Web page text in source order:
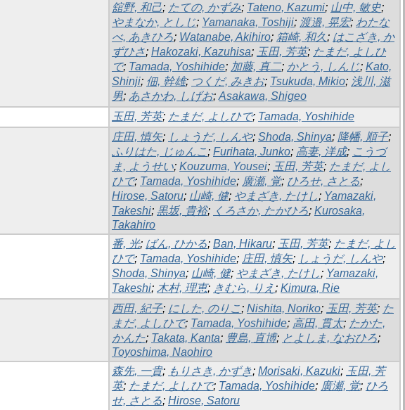
舘野, 和己; たての, かずみ; Tateno, Kazumi; 山中, 敏史;
やまなか, としじ; Yamanaka, Toshiji; 渡邉, 晃宏; わたな
べ, あきひろ; Watanabe, Akihiro; 箱崎, 和久; はこざき, か
ずひさ; Hakozaki, Kazuhisa; 玉田, 芳英; たまだ, よしひ
で; Tamada, Yoshihide; 加藤, 真二; かとう, しんじ; Kato,
Shinji; 佃, 幹雄; つくだ, みきお; Tsukuda, Mikio; 浅川, 滋
男; あさかわ, しげお; Asakawa, Shigeo
玉田, 芳英; たまだ, よしひで; Tamada, Yoshihide
庄田, 慎矢; しょうだ, しんや; Shoda, Shinya; 降幡, 順子;
ふりはた, じゅんこ; Furihata, Junko; 高妻, 洋成; こうづ
ま, ようせい; Kouzuma, Yousei; 玉田, 芳英; たまだ, よし
ひで; Tamada, Yoshihide; 廣瀬, 覚; ひろせ, さとる;
Hirose, Satoru; 山崎, 健; やまざき, たけし; Yamazaki,
Takeshi; 黒坂, 貴裕; くろさか, たかひろ; Kurosaka,
Takahiro
番, 光; ばん, ひかる; Ban, Hikaru; 玉田, 芳英; たまだ, よし
ひで; Tamada, Yoshihide; 庄田, 慎矢; しょうだ, しんや;
Shoda, Shinya; 山崎, 健; やまざき, たけし; Yamazaki,
Takeshi; 木村, 理恵; きむら, りえ; Kimura, Rie
西田, 紀子; にした, のりこ; Nishita, Noriko; 玉田, 芳英; た
まだ, よしひで; Tamada, Yoshihide; 高田, 貫太; たかた,
かんた; Takata, Kanta; 豊島, 直博; とよしま, なおひろ;
Toyoshima, Naohiro
森先, 一貴; もりさき, かずき; Morisaki, Kazuki; 玉田, 芳
英; たまだ, よしひで; Tamada, Yoshihide; 廣瀬, 覚; ひろ
せ, さとる; Hirose, Satoru